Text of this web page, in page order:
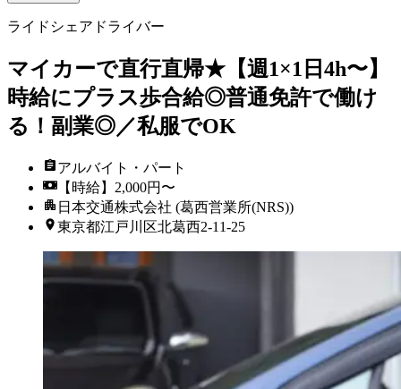
ライドシェアドライバー
マイカーで直行直帰★【週1×1日4h〜】
時給にプラス歩合給◎普通免許で働け
る！副業◎／私服でOK
アルバイト・パート
【時給】2,000円〜
日本交通株式会社 (葛西営業所(NRS))
東京都江戸川区北葛西2-11-25